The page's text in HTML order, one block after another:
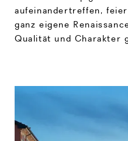
aufeinandertreffen,
ganz eigene
Qualität und Charakter